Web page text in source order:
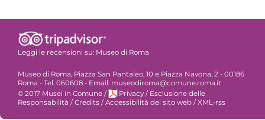
Leggi le recensioni su: Museo di Roma
Museo di Roma, Piazza San Pantaleo, 10 e Piazza Navona, 2 - 00186
Roma - Tel. 060608 - Email: museodiroma@comune.roma.it
© 2017 Musei in Comune / Privacy / Esclusione delle
Responsabilità / Credits / Accessibilità del sito web / XML-rss